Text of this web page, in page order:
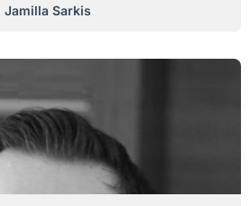
Jamilla Sarkis